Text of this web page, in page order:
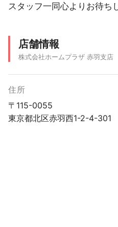
スタッフ一同心よりお待ち
店舗情報
株式会社ホームプラザ 赤羽支店
住所
〒115-0055
東京都北区赤羽西1-2-4-301